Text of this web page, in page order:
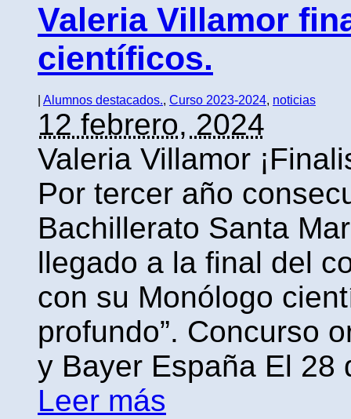
Valeria Villamor
científicos.
Alumnos destacados., Curso 2023-2024, noticias
12 febrero, 2024
Valeria Villamor
Por tercer año
Bachillerato Santa
llegado a la final del
con su Monólogo
profundo”. Concurso
y Bayer España El 28
Leer más